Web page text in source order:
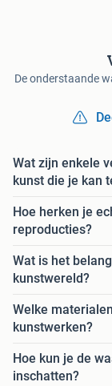
De onderstaande
Wat zijn enkele
kunst die je kan
Hoe herken je
reproducties?
Wat is het
kunstwereld?
Welke
kunstwerken?
Hoe kun je de
inschatten?